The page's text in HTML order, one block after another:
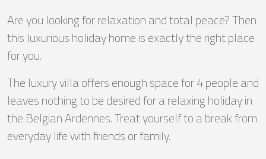
Are you looking for relaxation and total peace? Then
this luxurious holiday home is exactly the right place
for you.
The luxury villa offers enough space for 4 people and
leaves nothing to be desired for a relaxing holiday in
the Belgian Ardennes. Treat yourself to a break from
everyday life with friends or family.